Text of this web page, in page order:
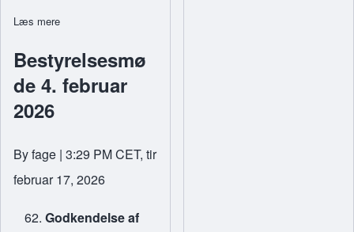
Læs mere
Bestyrelsesmø
de 4. februar
2026
Byfage | 3:29 PM CET, tir
februar 17, 2026
Godkendelse af